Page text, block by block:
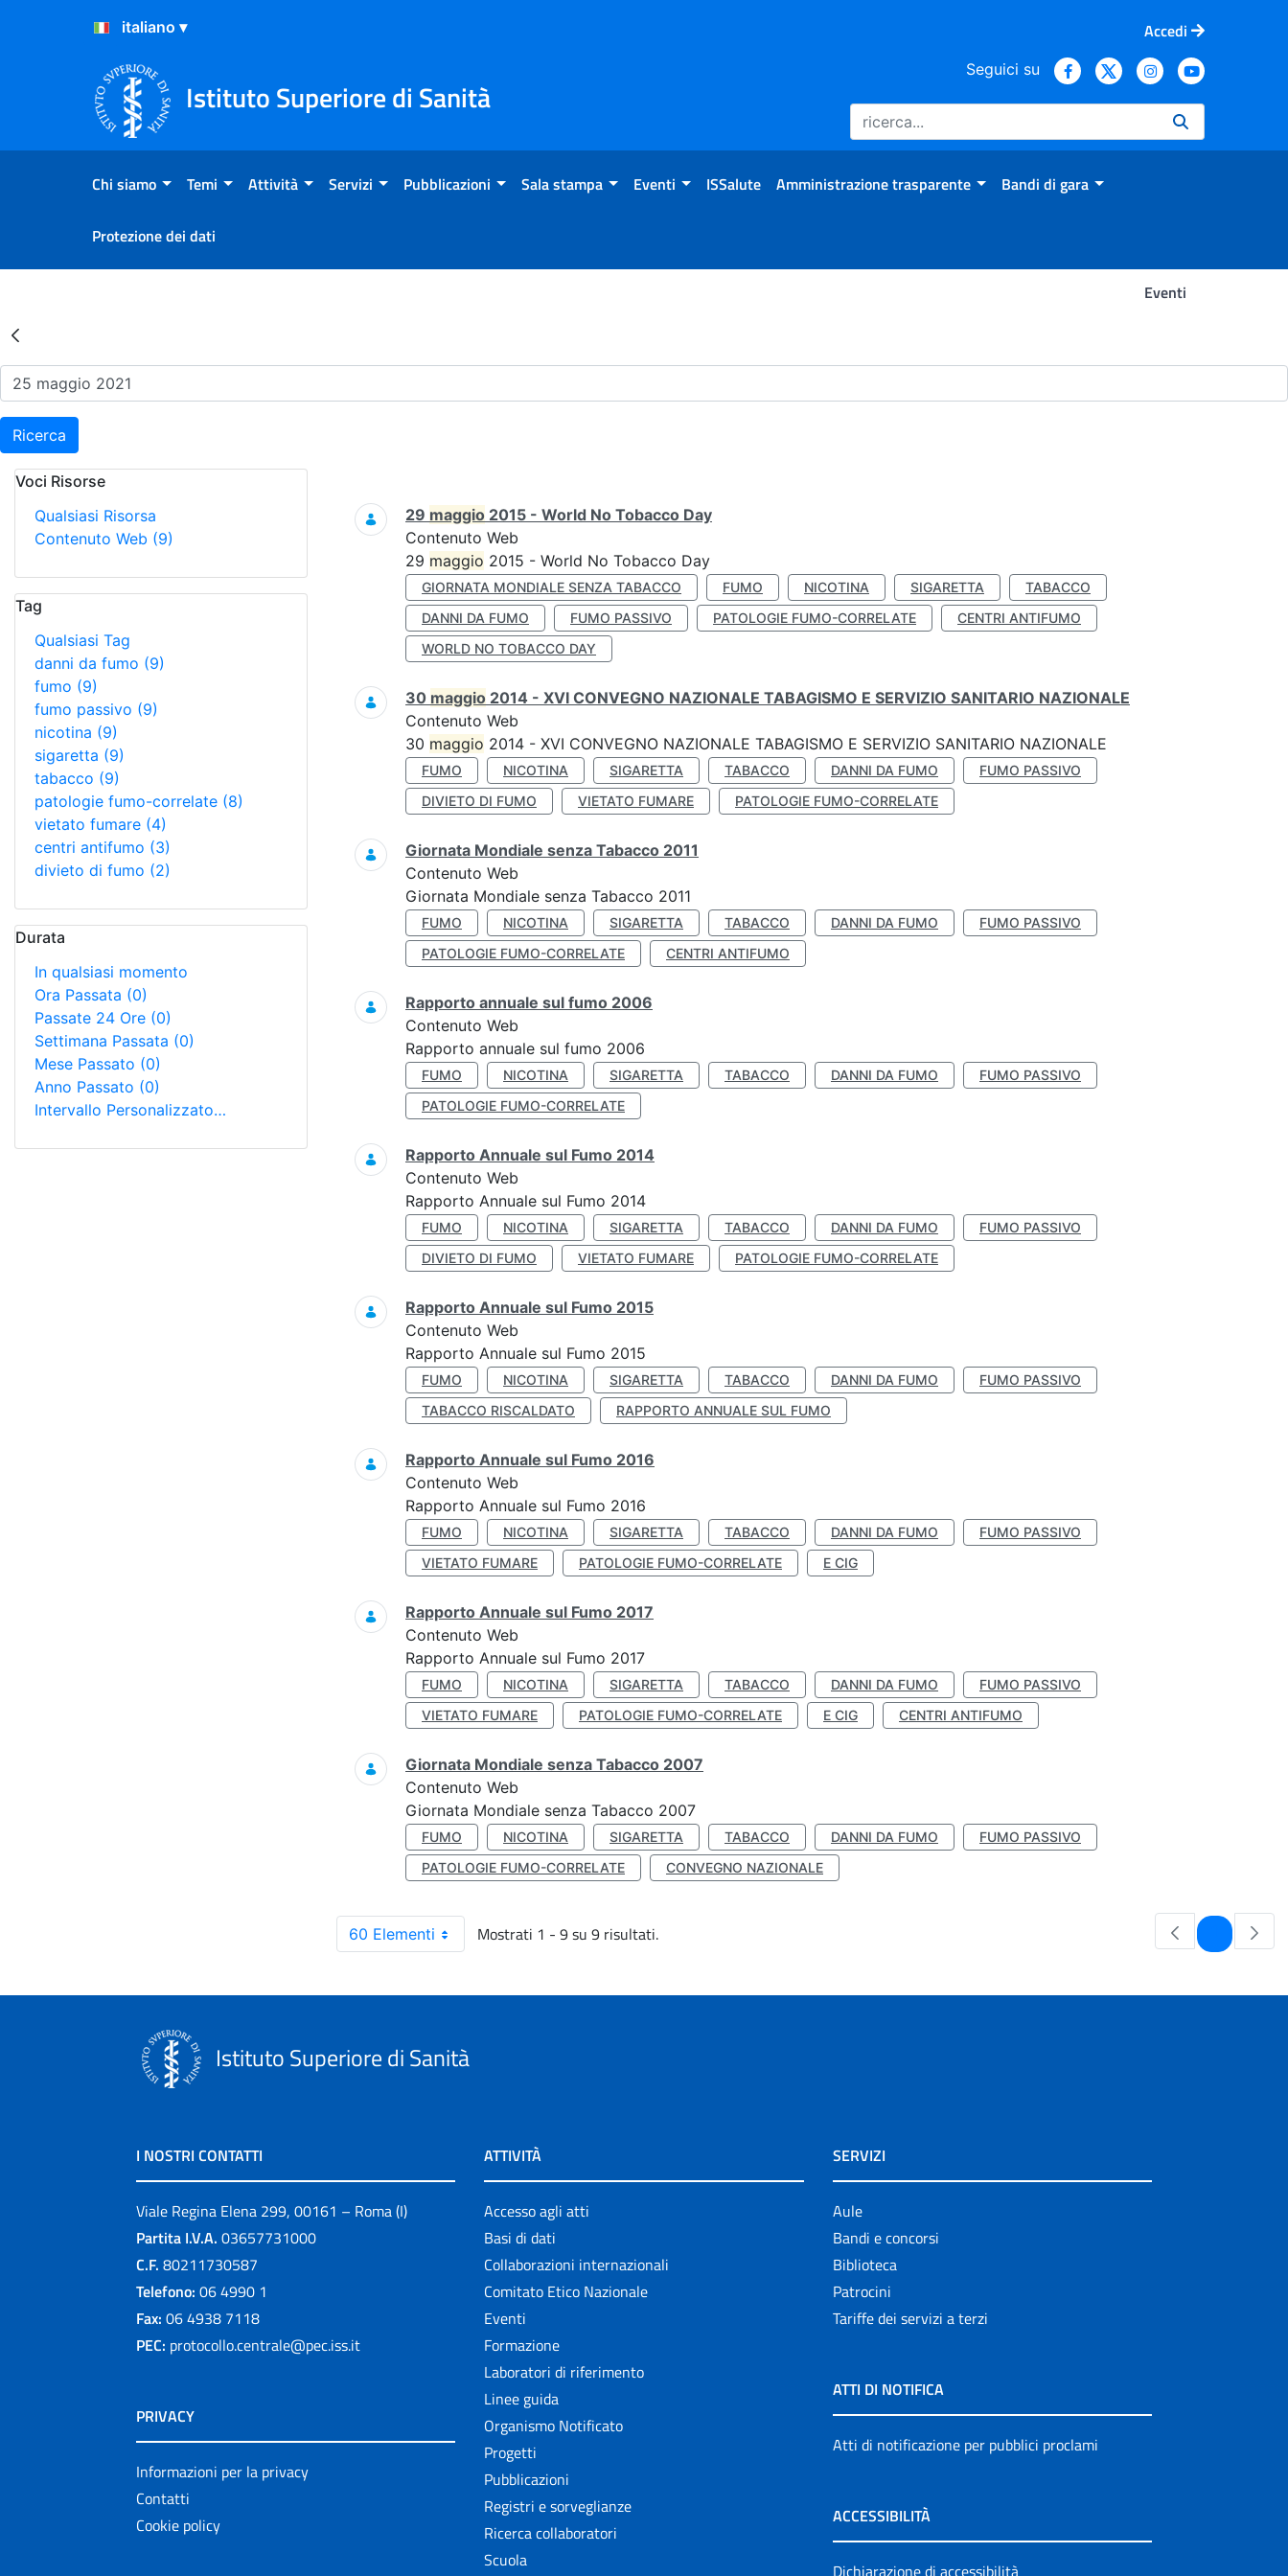
Salta al Contenuto
Salta al Footer
Accedi
Istituto Superiore di Sanità
Seguici su
Chi siamo Temi Attività Servizi Pubblicazioni Sala stampa Eventi ISSalute Amministrazione trasparente Bandi di gara
Protezione dei dati
Eventi
Risultati della Ricerca - Eventi
Ricerca
Voci Risorse
Qualsiasi Risorsa
Contenuto Web (9)
Tag
Qualsiasi Tag
danni da fumo (9)
fumo (9)
fumo passivo (9)
nicotina (9)
sigaretta (9)
tabacco (9)
patologie fumo-correlate (8)
vietato fumare (4)
centri antifumo (3)
divieto di fumo (2)
Durata
In qualsiasi momento
Ora Passata (0)
Passate 24 Ore (0)
Settimana Passata (0)
Mese Passato (0)
Anno Passato (0)
Intervallo Personalizzato…
Ricerca
29 maggio 2015 - World No Tobacco Day
Contenuto Web
29 maggio 2015 - World No Tobacco Day
GIORNATA MONDIALE SENZA TABACCO FUMO NICOTINA SIGARETTA
TABACCO
DANNI DA FUMO
FUMO PASSIVO PATOLOGIE FUMO-CORRELATE
CENTRI ANTIFUMO
WORLD NO TOBACCO DAY
30 maggio 2014 - XVI CONVEGNO NAZIONALE TABAGISMO E SERVIZIO SANITARIO NAZIONALE
Contenuto Web
30 maggio 2014 - XVI CONVEGNO NAZIONALE TABAGISMO E SERVIZIO SANITARIO NAZIONALE
FUMO NICOTINA SIGARETTA TABACCO DANNI DA FUMO
FUMO PASSIVO
DIVIETO DI FUMO
VIETATO FUMARE PATOLOGIE FUMO-CORRELATE
Giornata Mondiale senza Tabacco 2011
Contenuto Web
Giornata Mondiale senza Tabacco 2011
FUMO NICOTINA SIGARETTA TABACCO DANNI DA FUMO
FUMO PASSIVO
PATOLOGIE FUMO-CORRELATE
CENTRI ANTIFUMO
Rapporto annuale sul fumo 2006
Contenuto Web
Rapporto annuale sul fumo 2006
FUMO NICOTINA SIGARETTA TABACCO DANNI DA FUMO
FUMO PASSIVO
PATOLOGIE FUMO-CORRELATE
Rapporto Annuale sul Fumo 2014
Contenuto Web
Rapporto Annuale sul Fumo 2014
FUMO NICOTINA SIGARETTA TABACCO DANNI DA FUMO
FUMO PASSIVO
DIVIETO DI FUMO
VIETATO FUMARE PATOLOGIE FUMO-CORRELATE
Rapporto Annuale sul Fumo 2015
Contenuto Web
Rapporto Annuale sul Fumo 2015
FUMO NICOTINA SIGARETTA TABACCO DANNI DA FUMO
FUMO PASSIVO
TABACCO RISCALDATO
RAPPORTO ANNUALE SUL FUMO
Rapporto Annuale sul Fumo 2016
Contenuto Web
Rapporto Annuale sul Fumo 2016
FUMO NICOTINA SIGARETTA TABACCO DANNI DA FUMO
FUMO PASSIVO
VIETATO FUMARE
PATOLOGIE FUMO-CORRELATE E CIG
Rapporto Annuale sul Fumo 2017
Contenuto Web
Rapporto Annuale sul Fumo 2017
FUMO NICOTINA SIGARETTA TABACCO DANNI DA FUMO
FUMO PASSIVO
VIETATO FUMARE
PATOLOGIE FUMO-CORRELATE E CIG CENTRI ANTIFUMO
Giornata Mondiale senza Tabacco 2007
Contenuto Web
Giornata Mondiale senza Tabacco 2007
FUMO NICOTINA SIGARETTA TABACCO DANNI DA FUMO
FUMO PASSIVO
PATOLOGIE FUMO-CORRELATE
CONVEGNO NAZIONALE
60 Elementi Mostrati 1 - 9 su 9 risultati. Pagina
Istituto Superiore di Sanità
I NOSTRI CONTATTI
Viale Regina Elena 299, 00161 – Roma (I)
Partita I.V.A. 03657731000
C.F. 80211730587
Telefono: 06 4990 1
Fax: 06 4938 7118
PEC: protocollo.centrale@pec.iss.it
PRIVACY
Informazioni per la privacy
Contatti
Cookie policy
ATTIVITÀ
Accesso agli atti
Basi di dati
Collaborazioni internazionali
Comitato Etico Nazionale
Eventi
Formazione
Laboratori di riferimento
Linee guida
Organismo Notificato
Progetti
Pubblicazioni
Registri e sorveglianze
Ricerca collaboratori
Scuola
SERVIZI
Aule
Bandi e concorsi
Biblioteca
Patrocini
Tariffe dei servizi a terzi
ATTI DI NOTIFICA
Atti di notificazione per pubblici proclami
ACCESSIBILITÀ
Dichiarazione di accessibilità